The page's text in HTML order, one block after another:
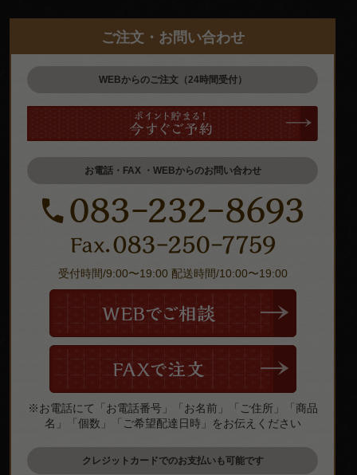
ご注文・お問い合わせ
WEBからのご注文（24時間受付）
お電話・FAX ・WEBからのお問い合わせ
受付時間/9:00〜19:00 配送時間/10:00〜19:00
※お電話にて「お電話番号」「お名前」「ご住所」「商品
名」「個数」「ご希望配達日時」をお伝えください
クレジットカードでのお支払いも可能です